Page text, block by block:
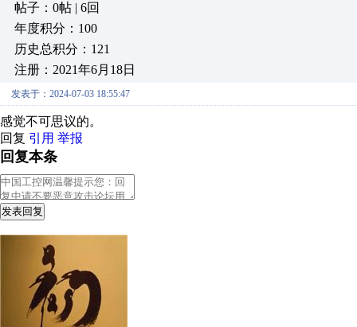
帖子：0帖 | 6回
年度积分：100
历史总积分：121
注册：2021年6月18日
发表于：2024-07-03 18:55:47
感觉不可思议的。
回复 引用 举报
回复本条
发表回复